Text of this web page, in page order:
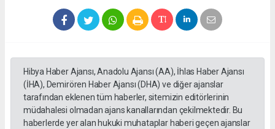
Hibya Haber Ajansı, Anadolu Ajansı (AA), İhlas Haber Ajansı
(İHA), Demirören Haber Ajansı (DHA) ve diğer ajanslar
tarafından eklenen tüm haberler, sitemizin editörlerinin
müdahalesi olmadan ajans kanallarından çekilmektedir. Bu
haberlerde yer alan hukuki muhataplar haberi geçen ajanslar